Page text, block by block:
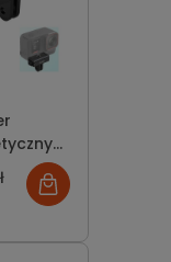
dla
Ace